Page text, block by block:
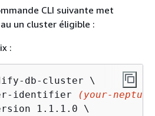
CLI suivante met
un cluster éligible :
:
db-cluster \
identifier
(your-
1.1.1.0 \